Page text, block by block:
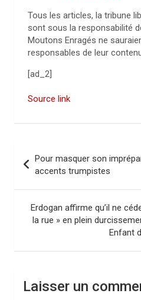
Tous les articles, la tribune
sont sous la responsabilité
Moutons Enragés ne
responsables de leur
[ad_2]
Source link
v
Pour masquer son
accents trumpistes
Erdogan affirme qu’il ne
la rue » en plein
Enfant
Laisser un